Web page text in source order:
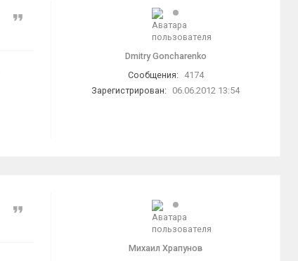
Dmitry Goncharenko
Сообщения:
4174
Зарегистрирован:
06.06.2012 13:54
Цитата
Михаил Храпунов
Цитата